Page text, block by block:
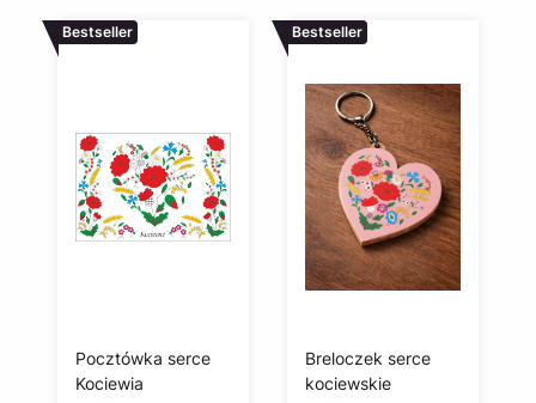
Bestseller
Pocztówka serce
Kociewia
Bestseller
Breloczek serce
kociewskie